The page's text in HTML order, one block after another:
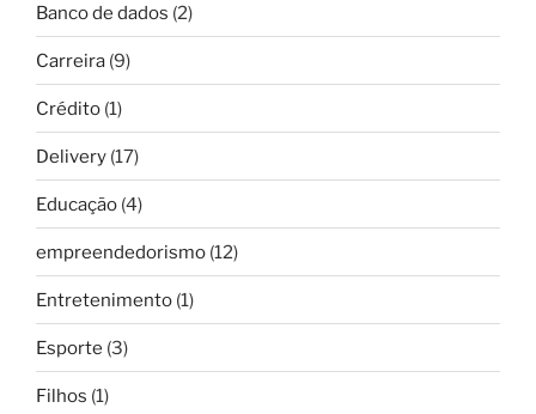
Banco de dados (2)
Carreira (9)
Crédito (1)
Delivery (17)
Educação (4)
empreendedorismo (12)
Entretenimento (1)
Esporte (3)
Filhos (1)